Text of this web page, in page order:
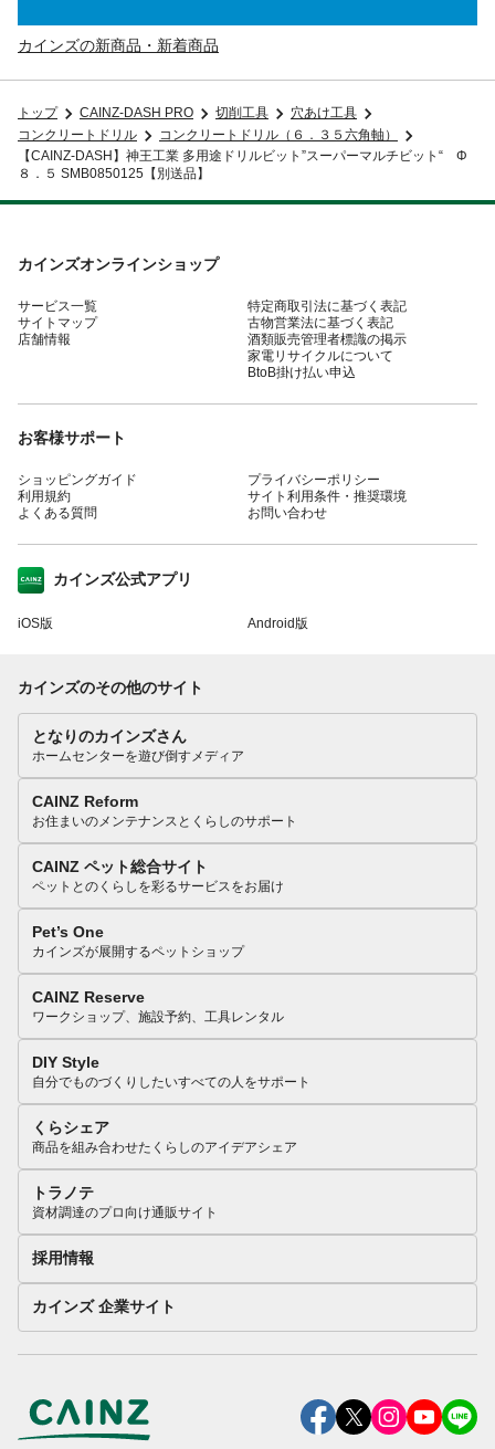
カインズの新商品・新着商品
トップ CAINZ-DASH PRO 切削工具
穴あけ工具
コンクリートドリル
コンクリートドリル（６．３５六角軸）
【CAINZ-DASH】神王工業 多用途ドリルビット”スーパーマルチビット“ Φ
８．５ SMB0850125【別送品】
カインズオンラインショップ
サービス一覧
サイトマップ
店舗情報
特定商取引法に基づく表記
古物営業法に基づく表記
酒類販売管理者標識の掲示
家電リサイクルについて
BtoB掛け払い申込
お客様サポート
ショッピングガイド
利用規約
よくある質問
プライバシーポリシー
サイト利用条件・推奨環境
お問い合わせ
カインズ公式アプリ
iOS版 Android版
カインズのその他のサイト
となりのカインズさん
ホームセンターを遊び倒すメディア
CAINZ Reform
お住まいのメンテナンスとくらしのサポート
CAINZ ペット総合サイト
ペットとのくらしを彩るサービスをお届け
Pet’s One
カインズが展開するペットショップ
CAINZ Reserve
ワークショップ、施設予約、工具レンタル
DIY Style
自分でものづくりしたいすべての人をサポート
くらシェア
商品を組み合わせたくらしのアイデアシェア
トラノテ
資材調達のプロ向け通販サイト
採用情報
カインズ 企業サイト